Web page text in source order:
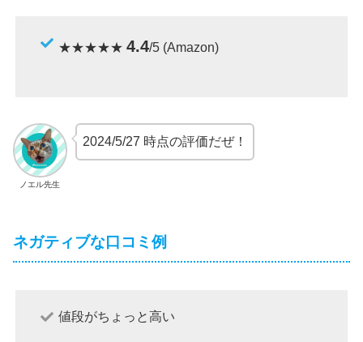
★★★★★4.4/5 (Amazon)
ノエル先生
2024/5/27 時点の評価だぜ！
ネガティブな口コミ例
値段がちょっと高い